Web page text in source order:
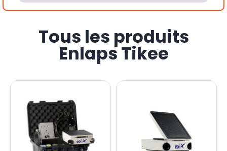
Tous les produits
Enlaps Tikee